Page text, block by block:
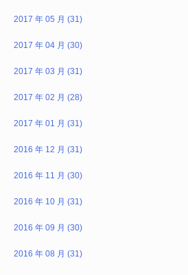
2017 年 05 月 (31)
2017 年 04 月 (30)
2017 年 03 月 (31)
2017 年 02 月 (28)
2017 年 01 月 (31)
2016 年 12 月 (31)
2016 年 11 月 (30)
2016 年 10 月 (31)
2016 年 09 月 (30)
2016 年 08 月 (31)